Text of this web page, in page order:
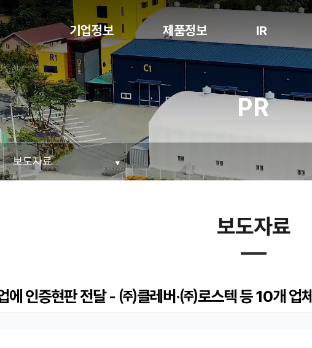
기업정보
CEO 메세지
비전
연혁
조직도
오시는 길
제품정보
Notching
Folding
IR
공시정보
전자공고
PR
보도자료
인증현판 전달 - ㈜클레버·㈜로스텍 등 10개 업체